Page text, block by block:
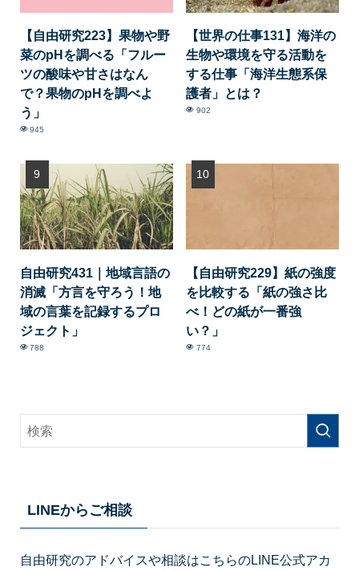
【自由研究223】果物や野
菜のpHを調べる「フルー
ツの酸味や甘さはなん
で？果物のpHを調べよ
う」
945
【世界の仕事131】海洋の
生物や環境を守る活動を
する仕事「海洋生態系保
護者」とは？
902
自由研究431｜地域言語の
消滅「方言を守ろう！地
域の言葉を記録するプロ
ジェクト」
788
【自由研究229】紙の強度
を比較する「紙の強さ比
べ！どの紙が一番強
い？」
774
LINEからご相談
自由研究のアドバイスや相談はこちらのLINE公式アカ